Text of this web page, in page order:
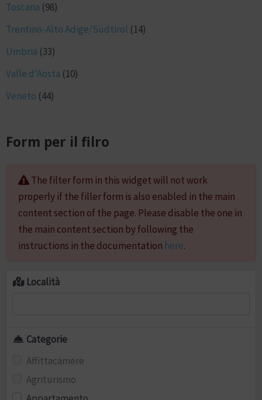
Toscana (98)
Trentino-Alto Adige/Südtirol (14)
Umbria (33)
Valle d'Aosta (10)
Veneto (44)
Form per il filro
The filter form in this widget will not work
properly if the filler form is also enabled in the main
content section of the page. Please disable the one in
the main content section by following the
instructions in the documentation here.
Località
Categorie
Affittacamere
Agriturismo